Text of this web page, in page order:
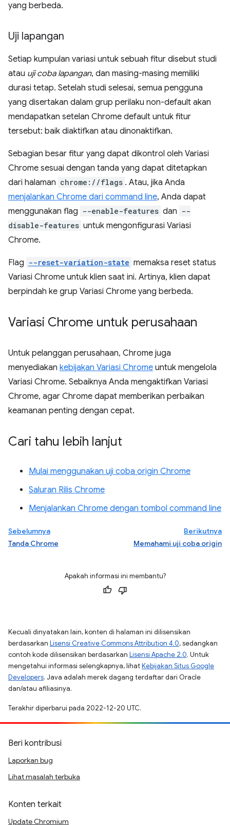
yang berbeda.
Uji lapangan
Setiap kumpulan variasi untuk sebuah fitur disebut studi
atau uji coba lapangan, dan masing-masing memiliki
durasi tetap. Setelah studi selesai, semua pengguna
yang disertakan dalam grup perilaku non-default akan
mendapatkan setelan Chrome default untuk fitur
tersebut: baik diaktifkan atau dinonaktifkan.
Sebagian besar fitur yang dapat dikontrol oleh Variasi
Chrome sesuai dengan tanda yang dapat ditetapkan
dari halaman chrome://flags . Atau, jika Anda
menjalankan Chrome dari command line, Anda dapat
menggunakan flag --enable-features dan --
disable-features untuk mengonfigurasi Variasi
Chrome.
Flag --reset-variation-state memaksa reset status
Variasi Chrome untuk klien saat ini. Artinya, klien dapat
berpindah ke grup Variasi Chrome yang berbeda.
Variasi Chrome untuk perusahaan
Untuk pelanggan perusahaan, Chrome juga
menyediakan kebijakan Variasi Chrome untuk mengelola
Variasi Chrome. Sebaiknya Anda mengaktifkan Variasi
Chrome, agar Chrome dapat memberikan perbaikan
keamanan penting dengan cepat.
Cari tahu lebih lanjut
Mulai menggunakan uji coba origin Chrome
Saluran Rilis Chrome
Menjalankan Chrome dengan tombol command line
Sebelumnya
Tanda Chrome
Berikutnya
Memahami uji coba origin
Apakah informasi ini membantu?
Kecuali dinyatakan lain, konten di halaman ini dilisensikan
berdasarkan Lisensi Creative Commons Attribution 4.0, sedangkan
contoh kode dilisensikan berdasarkan Lisensi Apache 2.0. Untuk
mengetahui informasi selengkapnya, lihatKebijakan Situs Google
Developers. Java adalah merek dagang terdaftar dari Oracle
dan/atau afiliasinya.
Terakhir diperbarui pada 2022-12-20 UTC.
Beri kontribusi
Laporkan bug
Lihat masalah terbuka
Konten terkait
Update Chromium